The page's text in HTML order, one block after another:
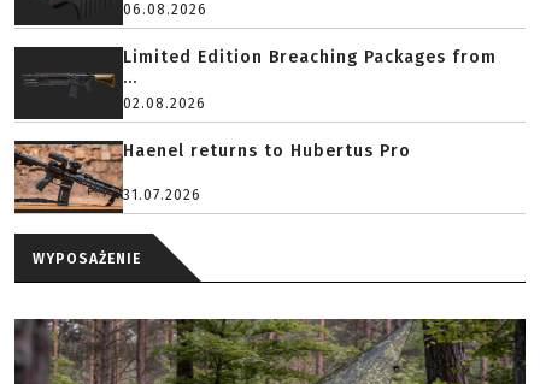
06.08.2026
Limited Edition Breaching Packages from
...
02.08.2026
Haenel returns to Hubertus Pro
31.07.2026
WYPOSAŻENIE